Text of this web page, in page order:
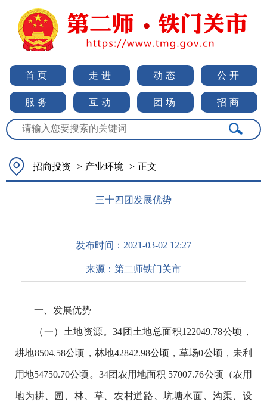
首页 走进 动态 公开
服务 互动 团场 招商
招商投资 > 产业环境 > 正文
三十四团发展优势
发布时间： 2021-03-02 12:27
来源： 第二师铁门关市
一、发展优势
（一）土地资源。34团土地总面积122049.78公顷，
耕地8504.58公顷，林地42842.98公顷，草场0公顷，未利
用地54750.70公顷。34团农用地面积 57007.76公顷（农用
地为耕、园、林、草、农村道路、坑塘水面、沟渠、设